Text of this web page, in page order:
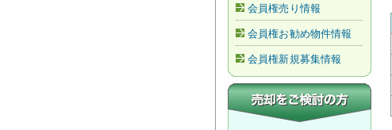
会員権売り情報
会員権お勧め物件情報
会員権新規募集情報